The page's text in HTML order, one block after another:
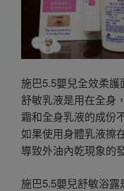
施巴5.5嬰兒全效柔
舒敏乳液是用在全身
霜和全身乳液的成份
如果使用身體乳液擦
導致外油內乾現象的
施巴5.5嬰兒舒敏浴